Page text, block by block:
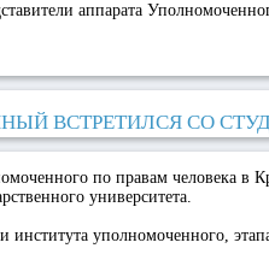
аппарата
ВСТРЕТИЛСЯ СО
по правам человека в
университета.
института уполномоченного,